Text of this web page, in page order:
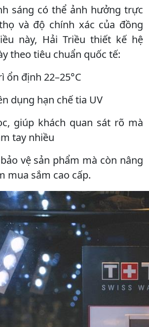
sáng có thể ảnh hưởng trực
và độ chính xác của đồng
này, Hải Triều thiết kế hệ
theo tiêu chuẩn quốc tế:
ổn định 22–25°C
dụng hạn chế tia UV
giúp khách quan sát rõ mà
tay nhiều
vệ sản phẩm mà còn nâng
mua sắm cao cấp.